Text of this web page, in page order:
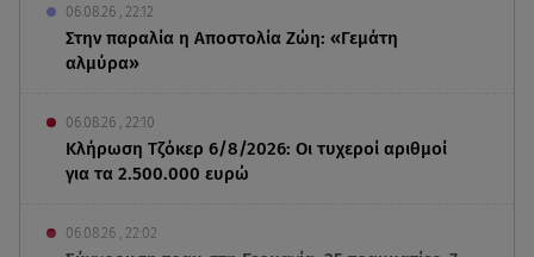
06.08.26 , 22:12
Στην παραλία η Αποστολία Ζώη: «Γεμάτη
αλμύρα»
06.08.26 , 22:10
Κλήρωση Τζόκερ 6/8/2026: Οι τυχεροί αριθμοί
για τα 2.500.000 ευρώ
06.08.26 , 22:02